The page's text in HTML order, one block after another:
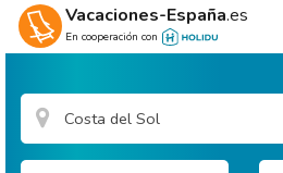
Vacaciones-España.es
En cooperación con